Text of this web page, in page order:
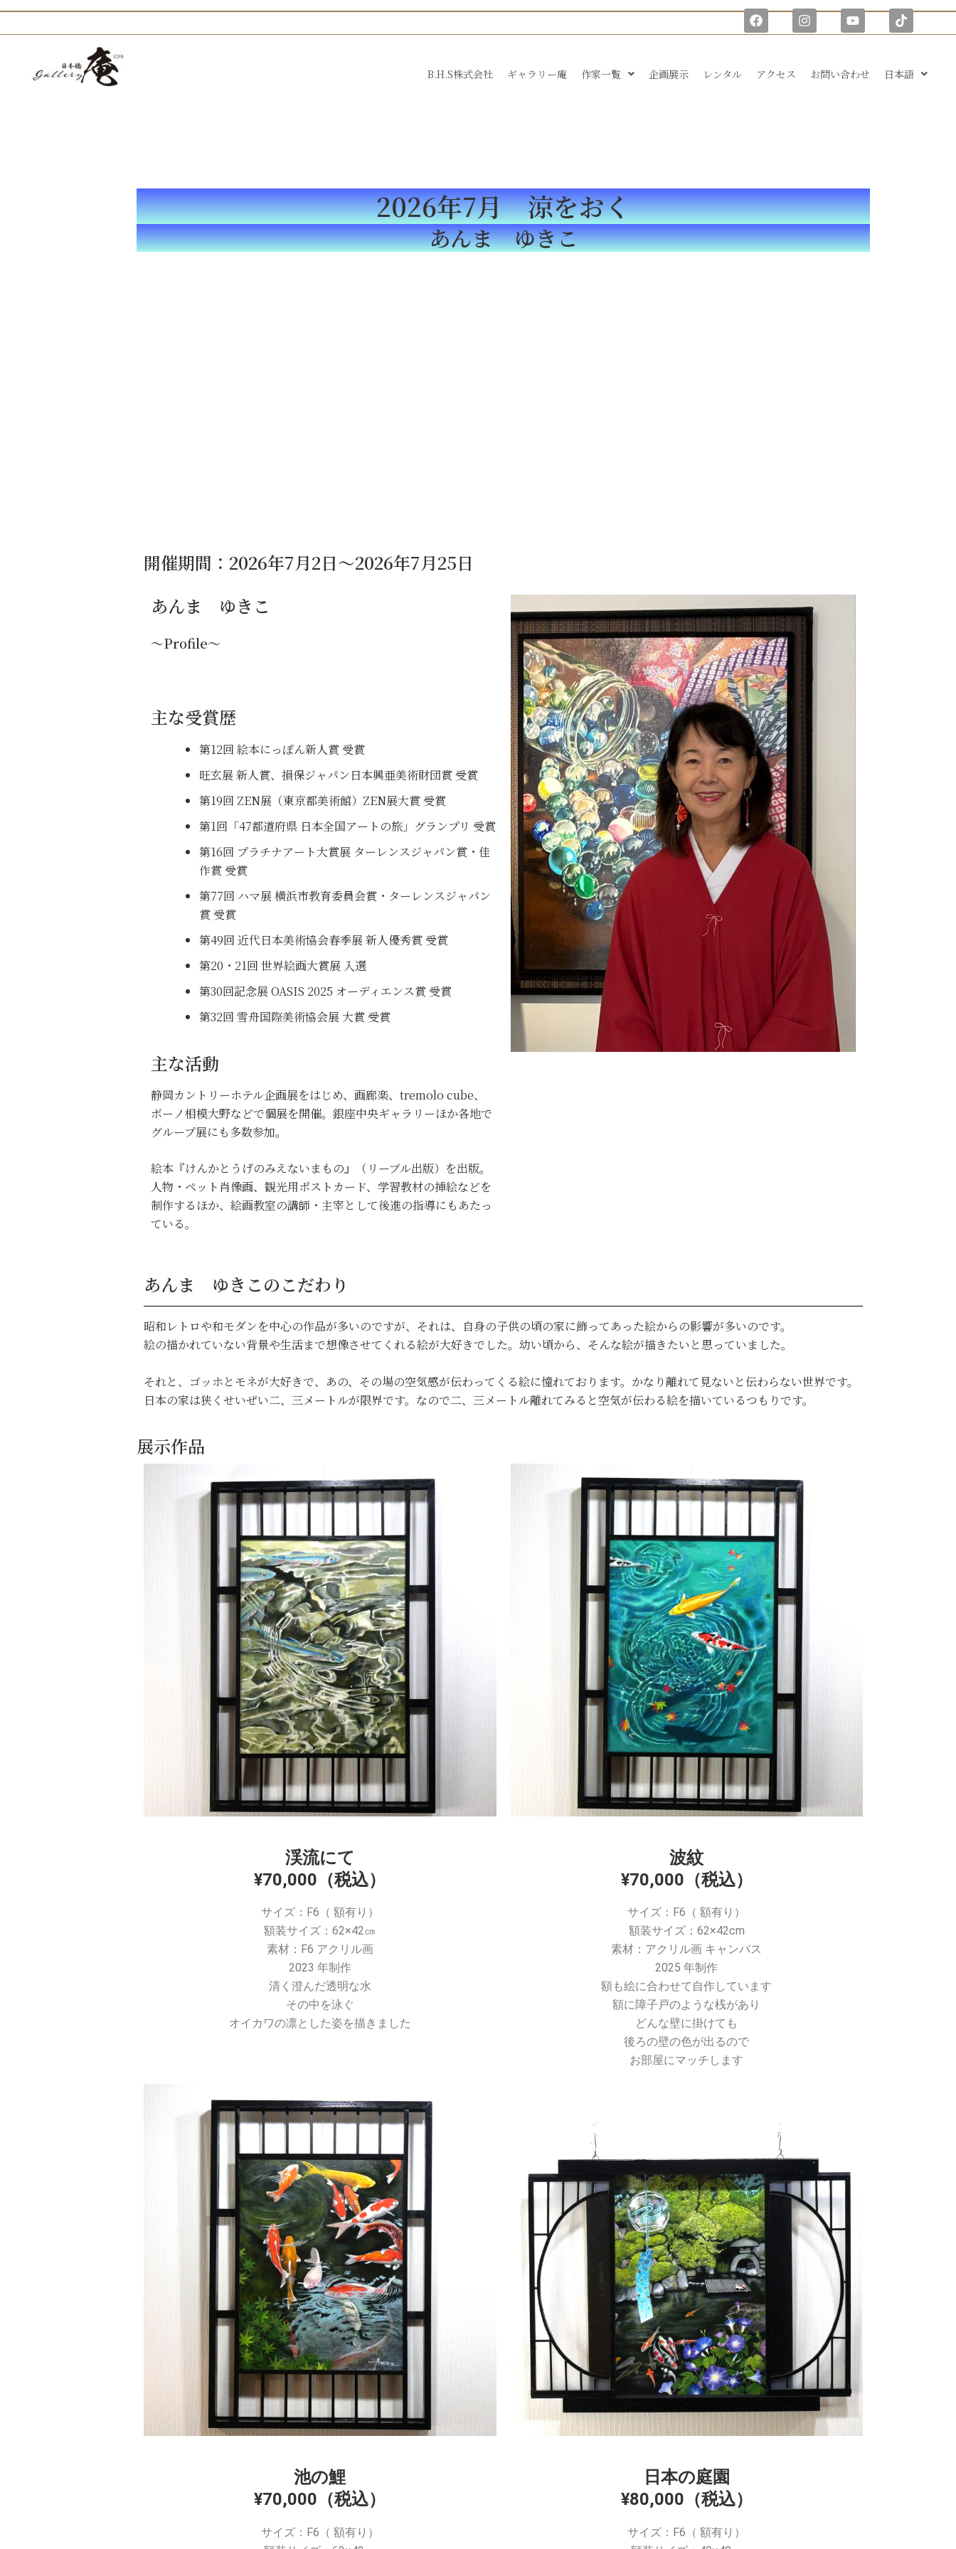
内
F
a
c
o
I
n
s
g
Y
o
u
b
T
i
k
o
k
B.H.S株式会社 ギャラリー庵 作家一覧 企画展示 レンタル アクセス お問い合わせ 日本語
2026年7月 涼をおく
あんま ゆきこ
開催期間：2026年7月2日～2026年7月25日
あんま ゆきこ
～Profile～
主な受賞歴
第12回 絵本にっぽん新人賞 受賞
旺玄展 新人賞、損保ジャパン日本興亜美術財団賞 受賞
第19回 ZEN展（東京都美術館）ZEN展大賞 受賞
第1回「47都道府県 日本全国アートの旅」グランプリ 受賞
第16回 プラチナアート大賞展 ターレンスジャパン賞・佳
作賞 受賞
第77回 ハマ展 横浜市教育委員会賞・ターレンスジャパン
賞 受賞
第49回 近代日本美術協会春季展 新人優秀賞 受賞
第20・21回 世界絵画大賞展 入選
第30回記念展 OASIS 2025 オーディエンス賞 受賞
第32回 雪舟国際美術協会展 大賞 受賞
主な活動
静岡カントリーホテル企画展をはじめ、画廊楽、tremolo cube、
ボーノ相模大野などで個展を開催。銀座中央ギャラリーほか各地で
グループ展にも多数参加。
絵本『けんかとうげのみえないまもの』（リーブル出版）を出版。
人物・ペット肖像画、観光用ポストカード、学習教材の挿絵などを
制作するほか、絵画教室の講師・主宰として後進の指導にもあたっ
ている。
あんま ゆきこのこだわり
昭和レトロや和モダンを中心の作品が多いのですが、それは、自身の子供の頃の家に飾ってあった絵からの影響が多いのです。
絵の描かれていない背景や生活まで想像させてくれる絵が大好きでした。幼い頃から、そんな絵が描きたいと思っていました。
それと、ゴッホとモネが大好きで、あの、その場の空気感が伝わってくる絵に憧れております。かなり離れて見ないと伝わらない世界です。
日本の家は狭くせいぜい二、三メートルが限界です。なので二、三メートル離れてみると空気が伝わる絵を描いているつもりです。
展示作品
渓流にて
¥70,000（税込）
サイズ：F6（ 額有り）
額装サイズ：62×42㎝
素材：F6 アクリル画
2023 年制作
清く澄んだ透明な水
その中を泳ぐ
オイカワの凛とした姿を描きました
波紋
¥70,000（税込）
サイズ：F6（ 額有り）
額装サイズ：62×42cm
素材：アクリル画 キャンバス
2025 年制作
額も絵に合わせて自作しています
額に障子戸のような桟があり
どんな壁に掛けても
後ろの壁の色が出るので
お部屋にマッチします
池の鯉
¥70,000（税込）
サイズ：F6（ 額有り）
日本の庭園
¥80,000（税込）
サイズ：F6（ 額有り）